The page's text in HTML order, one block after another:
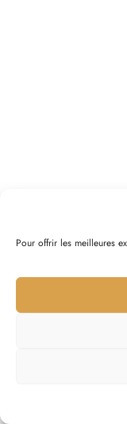
Pour offrir les meilleures